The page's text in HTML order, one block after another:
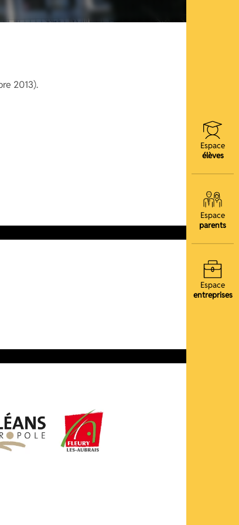
Espace
élèves
Espace
parents
Espace
entreprises
2013).